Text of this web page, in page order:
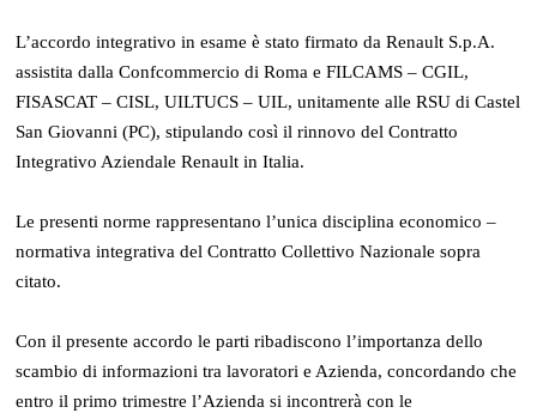
L’accordo integrativo in esame è stato firmato da Renault S.p.A.
assistita dalla Confcommercio di Roma e FILCAMS – CGIL,
FISASCAT – CISL, UILTUCS – UIL, unitamente alle RSU di Castel
San Giovanni (PC), stipulando così il rinnovo del Contratto
Integrativo Aziendale Renault in Italia.
Le presenti norme rappresentano l’unica disciplina economico –
normativa integrativa del Contratto Collettivo Nazionale sopra
citato.
Con il presente accordo le parti ribadiscono l’importanza dello
scambio di informazioni tra lavoratori e Azienda, concordando che
entro il primo trimestre l’Azienda si incontrerà con le